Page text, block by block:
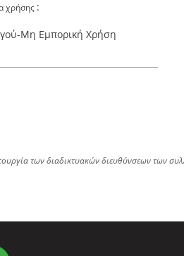
χρήσης :
Μη Εμπορική Χρήση
των διαδικτυακών διευθύνσεων των